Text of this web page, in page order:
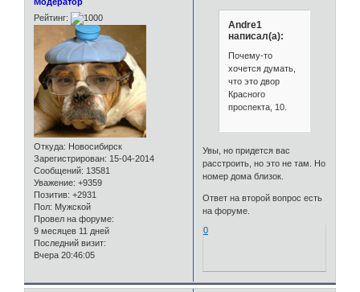
Модератор
Рейтинг:
Откуда: Новосибирск
Зарегистрирован: 15-04-2014
Сообщений: 13581
Уважение: +9359
Позитив: +2931
Пол: Мужской
Провел на форуме:
9 месяцев 11 дней
Последний визит:
Вчера 20:46:05
Andre1
написал(а):
Почему-то
хочется думать,
что это двор
Красного
проспекта, 10.
Увы, но придется вас
расстроить, но это не там. Но
номер дома близок.
Ответ на второй вопрос есть
на форуме.
0